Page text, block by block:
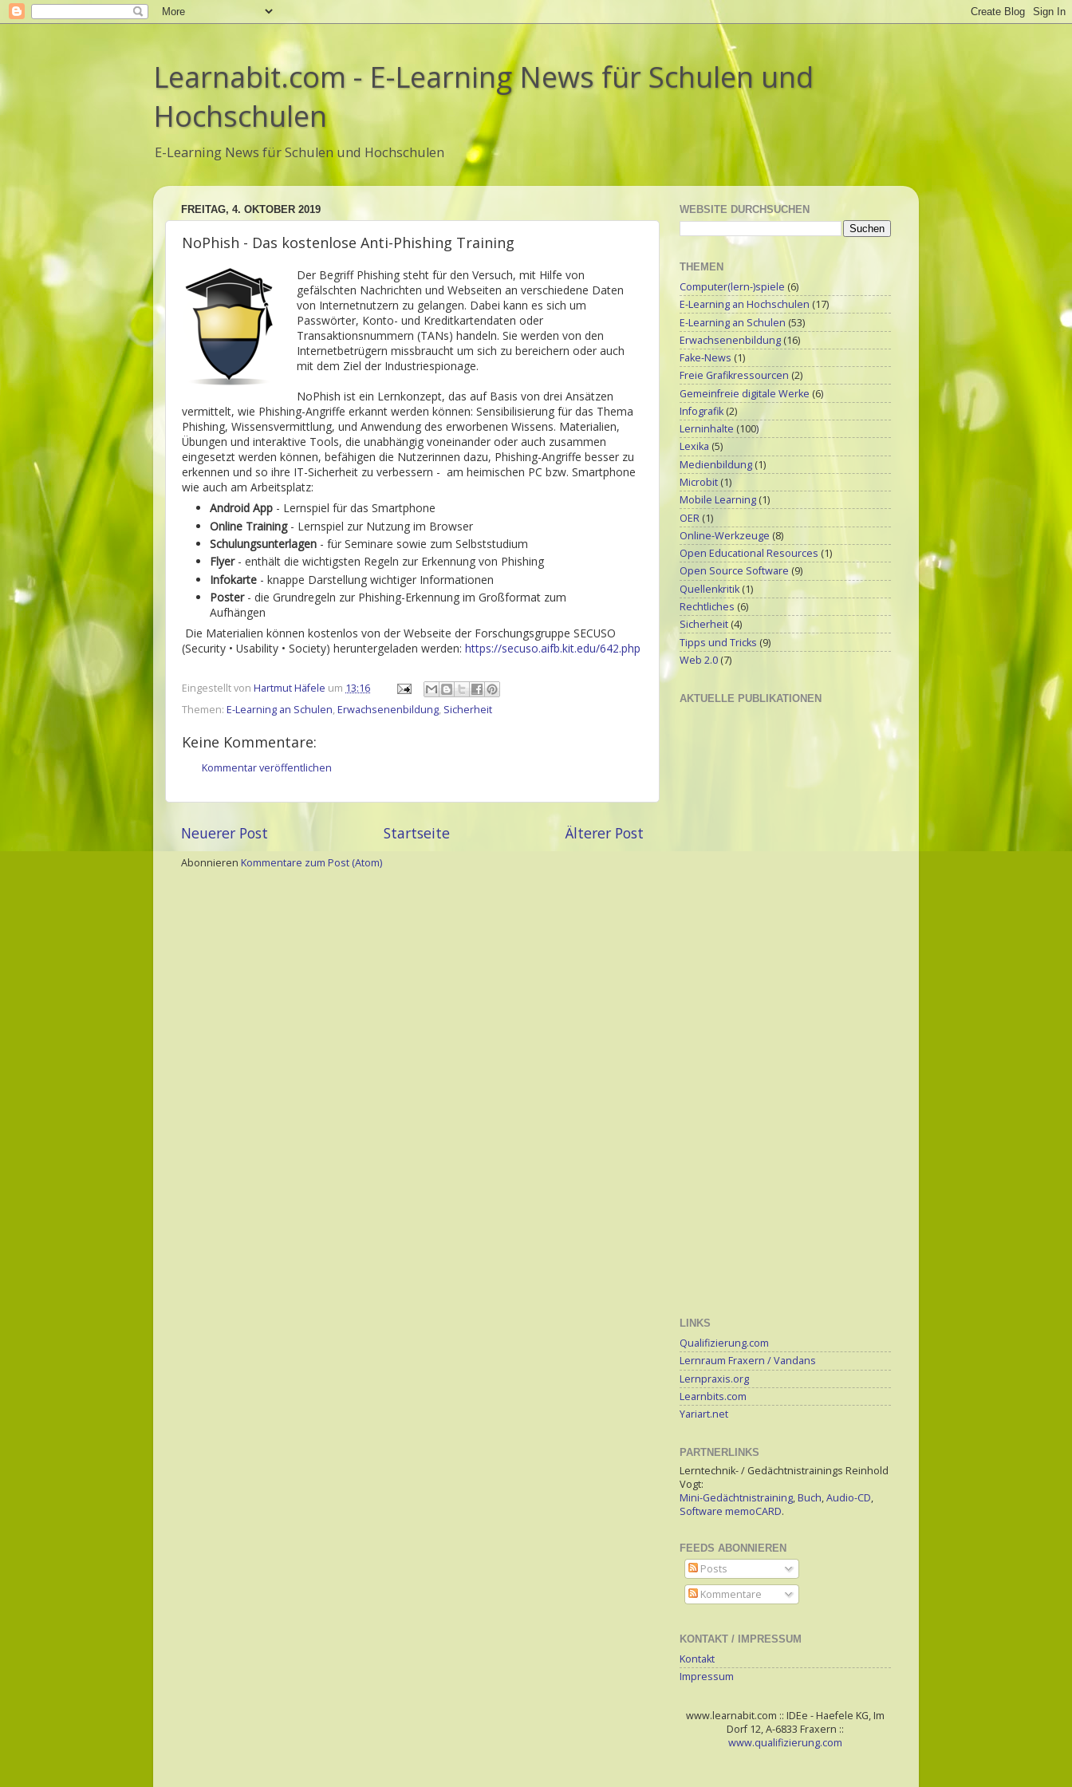
Learnabit.com - E-Learning News für Schulen und
Hochschulen
E-Learning News für Schulen und Hochschulen
FREITAG, 4. OKTOBER 2019
NoPhish - Das kostenlose Anti-Phishing Training
Der Begriff Phishing steht für den Versuch, mit Hilfe von
gefälschten Nachrichten und Webseiten an verschiedene Daten
von Internetnutzern zu gelangen. Dabei kann es sich um
Passwörter, Konto- und Kreditkartendaten oder
Transaktionsnummern (TANs) handeln. Sie werden von den
Internetbetrügern missbraucht um sich zu bereichern oder auch
mit dem Ziel der Industriespionage.
NoPhish ist ein Lernkonzept, das auf Basis von drei Ansätzen
vermittelt, wie Phishing-Angriffe erkannt werden können: Sensibilisierung für das Thema
Phishing, Wissensvermittlung, und Anwendung des erworbenen Wissens. Materialien,
Übungen und interaktive Tools, die unabhängig voneinander oder auch zusammen
eingesetzt werden können, befähigen die Nutzerinnen dazu, Phishing-Angriffe besser zu
erkennen und so ihre IT-Sicherheit zu verbessern - am heimischen PC bzw. Smartphone
wie auch am Arbeitsplatz:
Android App- Lernspiel für das Smartphone
Online Training- Lernspiel zur Nutzung im Browser
Schulungsunterlagen- für Seminare sowie zum Selbststudium
Flyer - enthält die wichtigsten Regeln zur Erkennung von Phishing
Infokarte- knappe Darstellung wichtiger Informationen
Poster- die Grundregeln zur Phishing-Erkennung im Großformat zum
Aufhängen
Die Materialien können kostenlos von der Webseite der Forschungsgruppe SECUSO
(Security • Usability • Society) heruntergeladen werden: https://secuso.aifb.kit.edu/642.php
Eingestellt von Hartmut Häfele um 13:16
Themen: E-Learning an Schulen, Erwachsenenbildung, Sicherheit
Keine Kommentare:
Kommentar veröffentlichen
Neuerer Post Älterer Post
Startseite
Abonnieren Kommentare zum Post (Atom)
WEBSITE DURCHSUCHEN
THEMEN
Computer(lern-)spiele (6)
E-Learning an Hochschulen (17)
E-Learning an Schulen (53)
Erwachsenenbildung (16)
Fake-News (1)
Freie Grafikressourcen (2)
Gemeinfreie digitale Werke (6)
Infografik (2)
Lerninhalte (100)
Lexika (5)
Medienbildung (1)
Microbit (1)
Mobile Learning (1)
OER (1)
Online-Werkzeuge (8)
Open Educational Resources (1)
Open Source Software (9)
Quellenkritik (1)
Rechtliches (6)
Sicherheit (4)
Tipps und Tricks (9)
Web 2.0 (7)
AKTUELLE PUBLIKATIONEN
LINKS
Qualifizierung.com
Lernraum Fraxern / Vandans
Lernpraxis.org
Learnbits.com
Yariart.net
PARTNERLINKS
Lerntechnik- / Gedächtnistrainings Reinhold
Vogt:
Mini-Gedächtnistraining, Buch,Audio-CD,
Software memoCARD.
FEEDS ABONNIEREN
Posts
Kommentare
KONTAKT / IMPRESSUM
Kontakt
Impressum
www.learnabit.com :: IDEe - Haefele KG, Im
Dorf 12, A-6833 Fraxern ::
www.qualifizierung.com